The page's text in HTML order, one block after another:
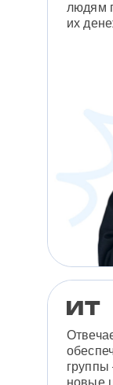
людям
их
новые